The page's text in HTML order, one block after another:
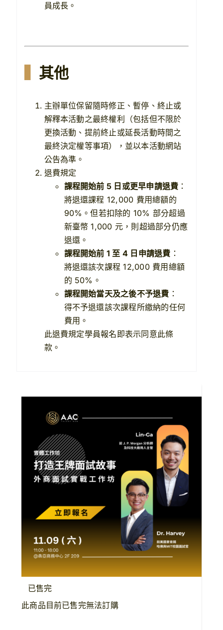
員成長。
其他
主辦單位保留隨時修正、暫停、終止或
解釋本活動之最終權利（包括但不限於
更換活動、提前終止或延長活動時間之
最終決定權等事項），並以本活動網站
公告為準。
退費規定
課程開始前 5 日或更早申請退費 ：
將退還課程 12,000 費用總額的
90%。但若扣除的 10% 部分超過
新臺幣 1,000 元，則超過部分仍應
退還。
課程開始前 1 至 4 日申請退費 ：
將退還該次課程 12,000 費用總額
的 50%。
課程開始當天及之後不予退費 ：
得不予退還該次課程所繳納的任何
費用。
此退費規定學員報名即表示同意此條
款。
已售完
此商品目前已售完無法訂購